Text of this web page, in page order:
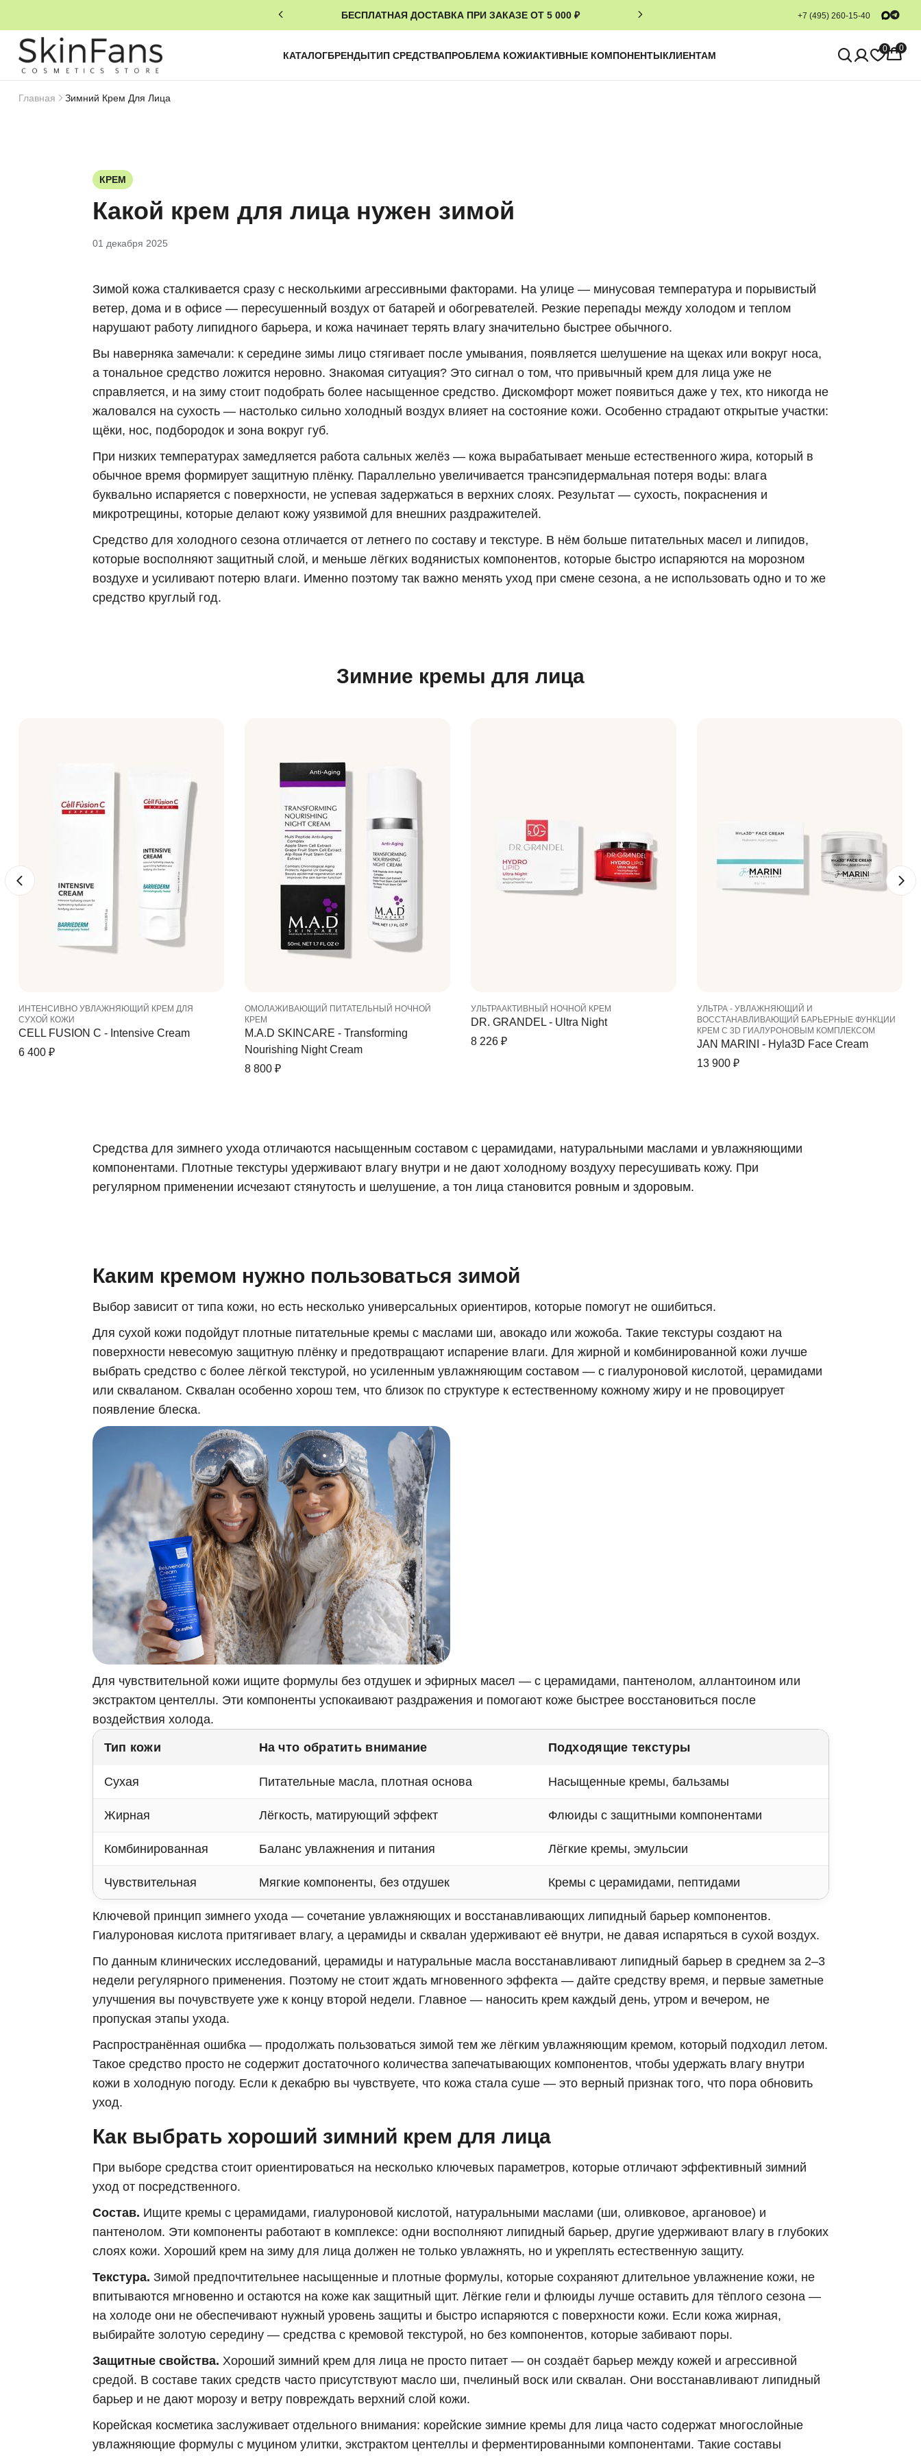
БЕСПЛАТНАЯ ДОСТАВКА ПРИ ЗАКАЗЕ ОТ 5 000 ₽ +7 (495) 260-15-40
КАТАЛОГБРЕНДЫТИП СРЕДСТВАПРОБЛЕМА КОЖИАКТИВНЫЕ КОМПОНЕНТЫКЛИЕНТАМ
0 0
Главная Зимний Крем Для Лица
КРЕМ
Какой крем для лица нужен зимой
01 декабря 2025
Зимой кожа сталкивается сразу с несколькими агрессивными факторами. На улице — минусовая температура и порывистый
ветер, дома и в офисе — пересушенный воздух от батарей и обогревателей. Резкие перепады между холодом и теплом
нарушают работу липидного барьера, и кожа начинает терять влагу значительно быстрее обычного.
Вы наверняка замечали: к середине зимы лицо стягивает после умывания, появляется шелушение на щеках или вокруг носа,
а тональное средство ложится неровно. Знакомая ситуация? Это сигнал о том, что привычный крем для лица уже не
справляется, и на зиму стоит подобрать более насыщенное средство. Дискомфорт может появиться даже у тех, кто никогда не
жаловался на сухость — настолько сильно холодный воздух влияет на состояние кожи. Особенно страдают открытые участки:
щёки, нос, подбородок и зона вокруг губ.
При низких температурах замедляется работа сальных желёз — кожа вырабатывает меньше естественного жира, который в
обычное время формирует защитную плёнку. Параллельно увеличивается трансэпидермальная потеря воды: влага
буквально испаряется с поверхности, не успевая задержаться в верхних слоях. Результат — сухость, покраснения и
микротрещины, которые делают кожу уязвимой для внешних раздражителей.
Средство для холодного сезона отличается от летнего по составу и текстуре. В нём больше питательных масел и липидов,
которые восполняют защитный слой, и меньше лёгких водянистых компонентов, которые быстро испаряются на морозном
воздухе и усиливают потерю влаги. Именно поэтому так важно менять уход при смене сезона, а не использовать одно и то же
средство круглый год.
Зимние кремы для лица
ИНТЕНСИВНО УВЛАЖНЯЮЩИЙ КРЕМ ДЛЯ
СУХОЙ КОЖИ
CELL FUSION C - Intensive Cream
6 400 ₽
ОМОЛАЖИВАЮЩИЙ ПИТАТЕЛЬНЫЙ НОЧНОЙ
КРЕМ
M.A.D SKINCARE - Transforming
Nourishing Night Cream
8 800 ₽
УЛЬТРААКТИВНЫЙ НОЧНОЙ КРЕМ
DR. GRANDEL - Ultra Night
8 226 ₽
УЛЬТРА - УВЛАЖНЯЮЩИЙ И
ВОССТАНАВЛИВАЮЩИЙ БАРЬЕРНЫЕ ФУНКЦИИ
КРЕМ С 3D ГИАЛУРОНОВЫМ КОМПЛЕКСОМ
JAN MARINI - Hyla3D Face Cream
13 900 ₽
Средства для зимнего ухода отличаются насыщенным составом с церамидами, натуральными маслами и увлажняющими
компонентами. Плотные текстуры удерживают влагу внутри и не дают холодному воздуху пересушивать кожу. При
регулярном применении исчезают стянутость и шелушение, а тон лица становится ровным и здоровым.
Каким кремом нужно пользоваться зимой
Выбор зависит от типа кожи, но есть несколько универсальных ориентиров, которые помогут не ошибиться.
Для сухой кожи подойдут плотные питательные кремы с маслами ши, авокадо или жожоба. Такие текстуры создают на
поверхности невесомую защитную плёнку и предотвращают испарение влаги. Для жирной и комбинированной кожи лучше
выбрать средство с более лёгкой текстурой, но усиленным увлажняющим составом — с гиалуроновой кислотой, церамидами
или скваланом. Сквалан особенно хорош тем, что близок по структуре к естественному кожному жиру и не провоцирует
появление блеска.
Для чувствительной кожи ищите формулы без отдушек и эфирных масел — с церамидами, пантенолом, аллантоином или
экстрактом центеллы. Эти компоненты успокаивают раздражения и помогают коже быстрее восстановиться после
воздействия холода.
Тип кожи На что обратить внимание Подходящие текстуры
Сухая Питательные масла, плотная основа Насыщенные кремы, бальзамы
Жирная Лёгкость, матирующий эффект Флюиды с защитными компонентами
Комбинированная Баланс увлажнения и питания Лёгкие кремы, эмульсии
Чувствительная Мягкие компоненты, без отдушек Кремы с церамидами, пептидами
Ключевой принцип зимнего ухода — сочетание увлажняющих и восстанавливающих липидный барьер компонентов.
Гиалуроновая кислота притягивает влагу, а церамиды и сквалан удерживают её внутри, не давая испаряться в сухой воздух.
По данным клинических исследований, церамиды и натуральные масла восстанавливают липидный барьер в среднем за 2–3
недели регулярного применения. Поэтому не стоит ждать мгновенного эффекта — дайте средству время, и первые заметные
улучшения вы почувствуете уже к концу второй недели. Главное — наносить крем каждый день, утром и вечером, не
пропуская этапы ухода.
Распространённая ошибка — продолжать пользоваться зимой тем же лёгким увлажняющим кремом, который подходил летом.
Такое средство просто не содержит достаточного количества запечатывающих компонентов, чтобы удержать влагу внутри
кожи в холодную погоду. Если к декабрю вы чувствуете, что кожа стала суше — это верный признак того, что пора обновить
уход.
Как выбрать хороший зимний крем для лица
При выборе средства стоит ориентироваться на несколько ключевых параметров, которые отличают эффективный зимний
уход от посредственного.
Состав. Ищите кремы с церамидами, гиалуроновой кислотой, натуральными маслами (ши, оливковое, аргановое) и
пантенолом. Эти компоненты работают в комплексе: одни восполняют липидный барьер, другие удерживают влагу в глубоких
слоях кожи. Хороший крем на зиму для лица должен не только увлажнять, но и укреплять естественную защиту.
Текстура. Зимой предпочтительнее насыщенные и плотные формулы, которые сохраняют длительное увлажнение кожи, не
впитываются мгновенно и остаются на коже как защитный щит. Лёгкие гели и флюиды лучше оставить для тёплого сезона —
на холоде они не обеспечивают нужный уровень защиты и быстро испаряются с поверхности кожи. Если кожа жирная,
выбирайте золотую середину — средства с кремовой текстурой, но без компонентов, которые забивают поры.
Защитные свойства. Хороший зимний крем для лица не просто питает — он создаёт барьер между кожей и агрессивной
средой. В составе таких средств часто присутствуют масло ши, пчелиный воск или сквалан. Они восстанавливают липидный
барьер и не дают морозу и ветру повреждать верхний слой кожи.
Корейская косметика заслуживает отдельного внимания: корейские зимние кремы для лица часто содержат многослойные
увлажняющие формулы с муцином улитки, экстрактом центеллы и ферментированными компонентами. Такие составы